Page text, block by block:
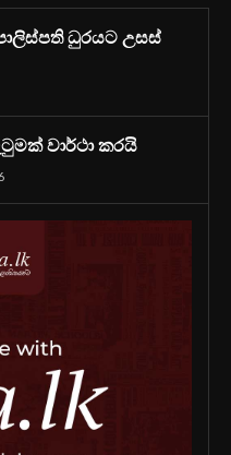
ධුරයට උසස්
වාර්ථා කරයි